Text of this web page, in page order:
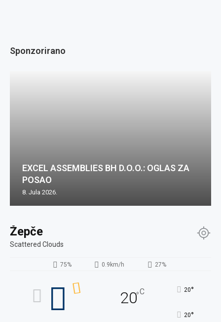
Žepče
Scattered Clouds
75% 0.9km/h 27%
20°C 20°
20°
Sponzorirano
EXCEL ASSEMBLIES BH D.O.O.: OGLAS ZA
POSAO
8. Jula 2026.